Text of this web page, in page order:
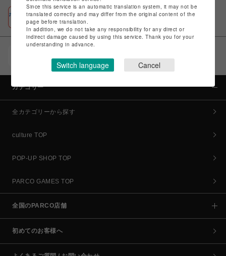
ポケパル払い
初回登録＆お買物で最大1,500円分のPARCOポイント進呈
コイン＆クーポンでPARCOでのお買い物がオトクに
カテゴリー
全カテゴリーから探す
culture TOP
POP-UP SHOP TOP
PARCO GAMES TOP
全国のPARCO店舗
初めてのお客様へ
Since this service is an automatic translation system, it may not be
translated correctly and may differ from the original content of the
page before translation.
In addition, we do not take any responsibility for any direct or
indirect damage caused by using this service. Thank you for your
understanding in advance.
Switch language Cancel